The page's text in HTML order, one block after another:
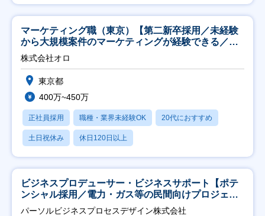
マーケティング職（東京）【第二新卒採用／未経験
から大規模案件のマーケティングが経験できる／研
修充実】
株式会社オロ
東京都
400万~450万
正社員採用 職種・業界未経験OK 20代におすすめ
土日祝休み 休日120日以上
ビジネスプロデューサー・ビジネスサポート【ポテ
ンシャル採用／電力・ガス等の民間向けプロジェク
ト推進】
パーソルビジネスプロセスデザイン株式会社